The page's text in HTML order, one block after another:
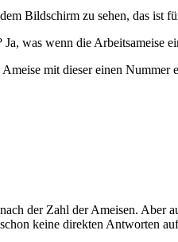
Bildschirm zu sehen, das ist
was wenn die Arbeitsameise
mit dieser einen Nummer
der Zahl der Ameisen. Aber
keine direkten Antworten